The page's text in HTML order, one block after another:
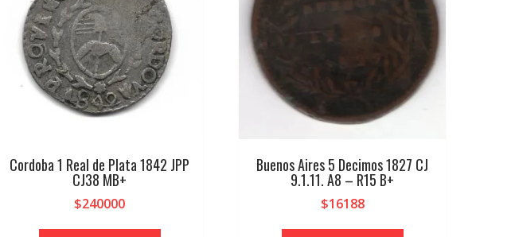
Cordoba 1 Real de Plata 1842 JPP
CJ38 MB+
$240000
Buenos Aires 5 Decimos 1827 CJ
9.1.11. A8 – R15 B+
$16188